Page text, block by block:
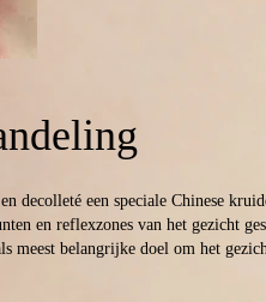
decolleté een speciale Chinese
en reflexzones van het gezicht
meest belangrijke doel om het